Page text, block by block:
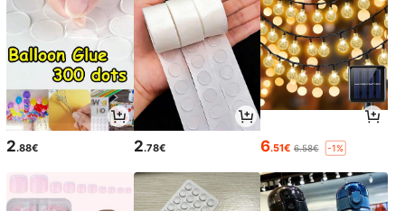
2.88€ 2.78€ 6.51€ 6.58€ -1%